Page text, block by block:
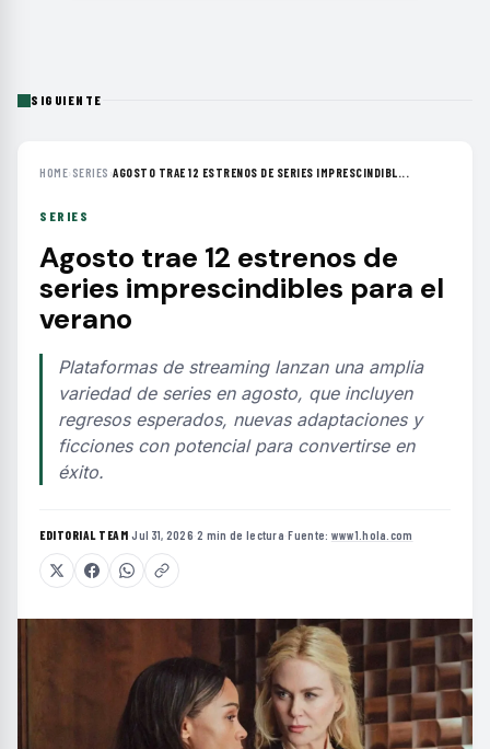
SIGUIENTE
HOME› SERIES ›AGOSTO TRAE 12 ESTRENOS DE SERIES IMPRESCINDIBL...
SERIES
Agosto trae 12 estrenos de
series imprescindibles para el
verano
Plataformas de streaming lanzan una amplia
variedad de series en agosto, que incluyen
regresos esperados, nuevas adaptaciones y
ficciones con potencial para convertirse en
éxito.
EDITORIAL TEAM·Jul 31, 2026·2 min de lectura·Fuente: www1.hola.com